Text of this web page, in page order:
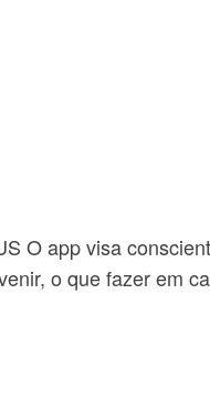
O app visa
o que fazer em